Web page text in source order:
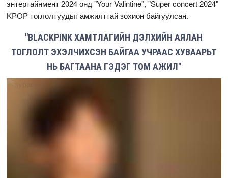
энтертайнмент 2024 онд "Your Valintine", "Super concert 2024"
KPOP тоглолтуудыг амжилттай зохион байгуулсан.
"BLACKPINK ХАМТЛАГИЙН ДЭЛХИЙН АЯЛАН
ТОГЛОЛТ ЭХЭЛЧИХСЭН БАЙГАА УЧРААС ХУВААРЬТ
НЬ БАГТААНА ГЭДЭГ ТОМ АЖИЛ"